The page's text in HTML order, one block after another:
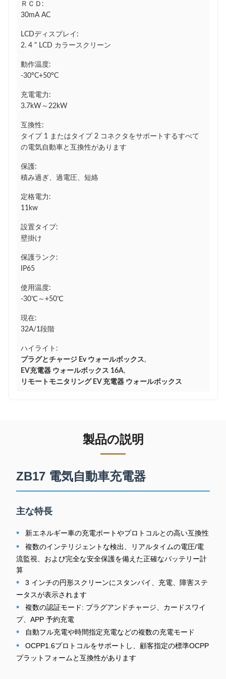
ＲＣＤ:
30mA AC
LCDディスプレイ:
2. 4 " LCD カラースクリーン
動作温度:
-30°C+50°C
充電電力:
3.7kW～22kW
互換性:
タイプ 1 またはタイプ 2 コネクタをサポートするすべて
の電気自動車と互換性があります
保護:
積み過ぎ、過電圧、短絡
定格電力:
11kw
設置タイプ:
壁掛け
保護ランク:
IP65
使用温度:
-30℃～+50℃
現在:
32A/1段階
ハイライト:
プラグとチャージ Ev ウォールボックス,
EV充電器 ウォールボックス 16A,
リモートモニタリング EV 充電器 ウォールボックス
製品の説明
ZB17 電気自動車充電器
主な特長
• 新エネルギー車の充電ポートやプロトコルとの高い互換性
•
複数のインテリジェントな検出、リアルタイムの電圧/電
流監視、および完全な安全保護を備えた正確なバッテリー計
算
•
3 インチの円形スクリーンにスタンバイ、充電、障害ステ
ータスが表示されます
•
複数の認証モード: プラグアンドチャージ、カードスワイ
プ、APP 予約充電
• 自動フル充電や時間指定充電などの複数の充電モード
•
OCPP1.6プロトコルをサポートし、顧客指定の標準OCPP
プラットフォームと互換性があります